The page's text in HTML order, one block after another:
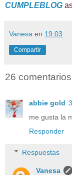
CUMPLEBLOG
Vanesa en 19:03
Compartir
26
abbie gold
me gusta la
Responder
Respuestas
Vanesa